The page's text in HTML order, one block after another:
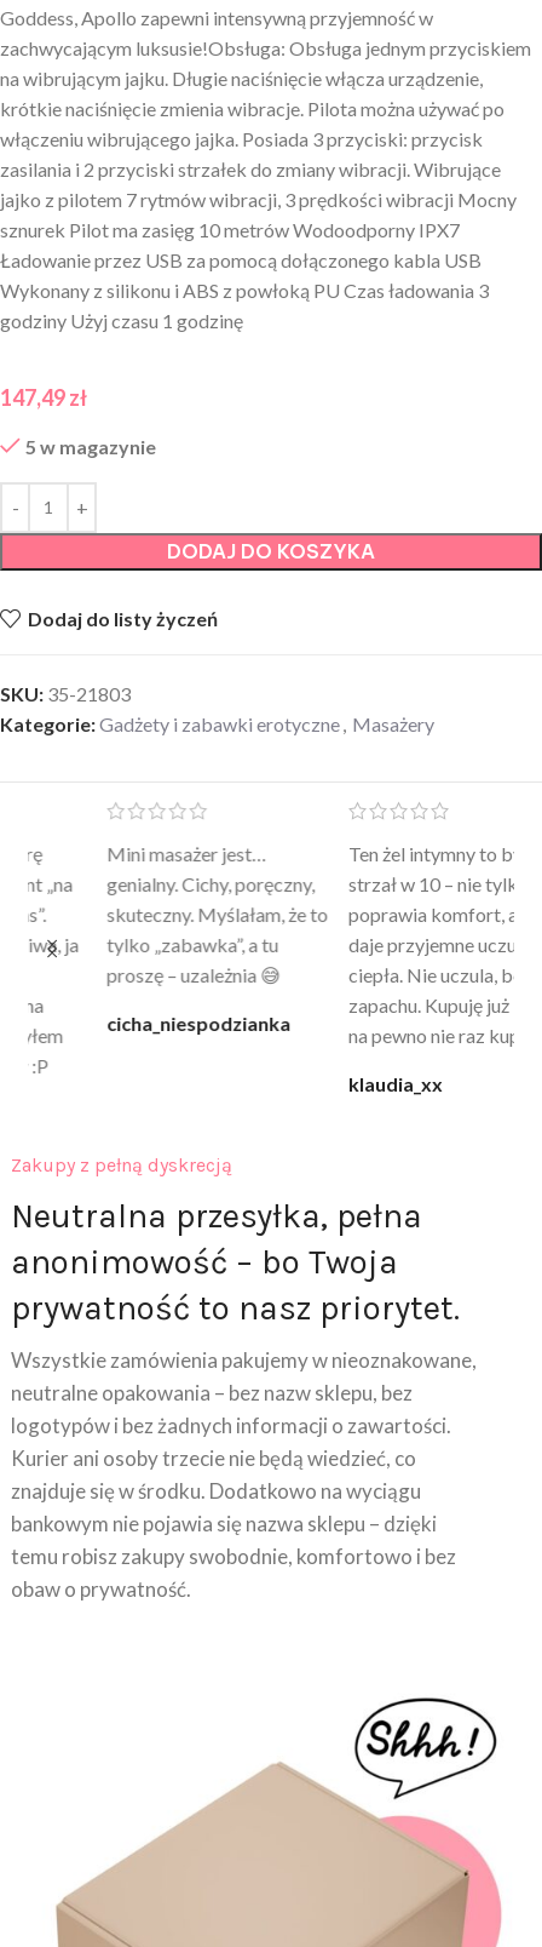
Goddess, Apollo zapewni intensywną przyjemność w
zachwycającym luksusie!Obsługa: Obsługa jednym przyciskiem
na wibrującym jajku. Długie naciśnięcie włącza urządzenie,
krótkie naciśnięcie zmienia wibracje. Pilota można używać po
włączeniu wibrującego jajka. Posiada 3 przyciski: przycisk
zasilania i 2 przyciski strzałek do zmiany wibracji. Wibrujące
jajko z pilotem 7 rytmów wibracji, 3 prędkości wibracji Mocny
sznurek Pilot ma zasięg 10 metrów Wodoodporny IPX7
Ładowanie przez USB za pomocą dołączonego kabla USB
Wykonany z silikonu i ABS z powłoką PU Czas ładowania 3
godziny Użyj czasu 1 godzinę
147,49zł
5 w magazynie
DODAJ DO KOSZYKA
Dodaj do listy życzeń
SKU: 35-21803
Kategorie:Gadżety i zabawki erotyczne, Masażery
Mini masażer jest…
genialny. Cichy, poręczny,
skuteczny. Myślałam, że to
tylko „zabawka”, a tu
proszę – uzależnia 😅
cicha_niespodzianka
Ten żel intymny to był
strzał w 10 – nie tylko
poprawia komfort, ale też
daje przyjemne uczucie
ciepła. Nie uczula, bez
zapachu. Kupuję już 3 raz i
na pewno nie raz kupie
klaudia_xx
Zakupy z pełną dyskrecją
Neutralna przesyłka, pełna
anonimowość – bo Twoja
prywatność to nasz priorytet.
Wszystkie zamówienia pakujemy w nieoznakowane,
neutralne opakowania – bez nazw sklepu, bez
logotypów i bez żadnych informacji o zawartości.
Kurier ani osoby trzecie nie będą wiedzieć, co
znajduje się w środku. Dodatkowo na wyciągu
bankowym nie pojawia się nazwa sklepu – dzięki
temu robisz zakupy swobodnie, komfortowo i bez
obaw o prywatność.